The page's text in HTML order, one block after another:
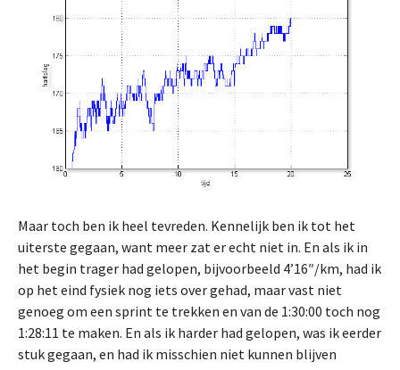
Maar toch ben ik heel tevreden. Kennelijk ben ik tot het
uiterste gegaan, want meer zat er echt niet in. En als ik in
het begin trager had gelopen, bijvoorbeeld 4’16″/km, had ik
op het eind fysiek nog iets over gehad, maar vast niet
genoeg om een sprint te trekken en van de 1:30:00 toch nog
1:28:11 te maken. En als ik harder had gelopen, was ik eerder
stuk gegaan, en had ik misschien niet kunnen blijven